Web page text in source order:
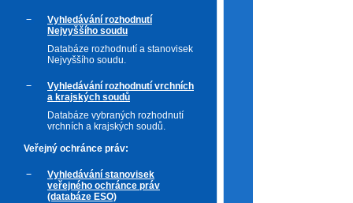
Vyhledávání rozhodnutí
Nejvyššího soudu
Databáze rozhodnutí a stanovisek
Nejvyššího soudu.
Vyhledávání rozhodnutí vrchních
a krajských soudů
Databáze vybraných rozhodnutí
vrchních a krajských soudů.
Veřejný ochránce práv:
Vyhledávání stanovisek
veřejného ochránce práv
(databáze ESO)